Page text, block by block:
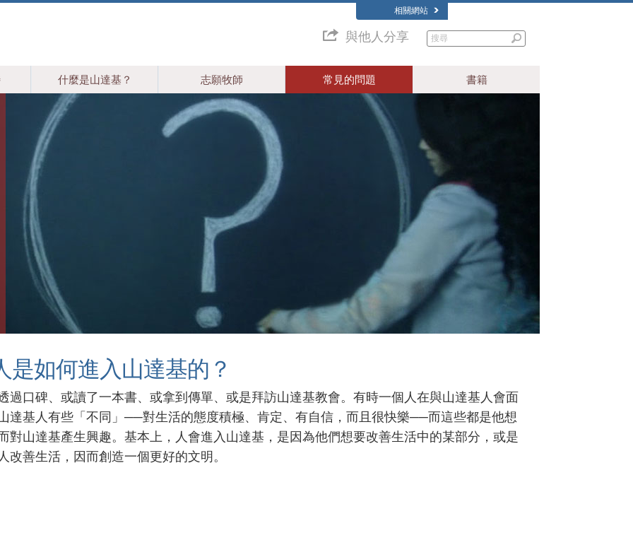
相關網站
與他人分享
什麼是山達基？ 志願牧師 常見的問題 書籍
是如何進入山達基的？
過口碑、或讀了一本書、或拿到傳單、或是拜訪山達基教會。有時一個人在與山達基人會面
達基人有些「不同」──對生活的態度積極、肯定、有自信，而且很快樂──而這些都是他想
對山達基產生興趣。基本上，人會進入山達基，是因為他們想要改善生活中的某部分，或是
改善生活，因而創造一個更好的文明。